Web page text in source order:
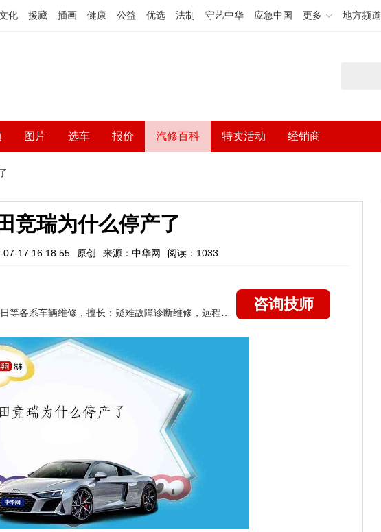
化 援藏 插画 健康 公益 优选 法制 守艺中华 应急中国 更多 地方频道
图片 选车 报价 汽修百科 特卖活动 经销商
竞瑞为什么停产了
07-17 16:18:55 原创 来源：中华网 阅读：1033
咨询技师